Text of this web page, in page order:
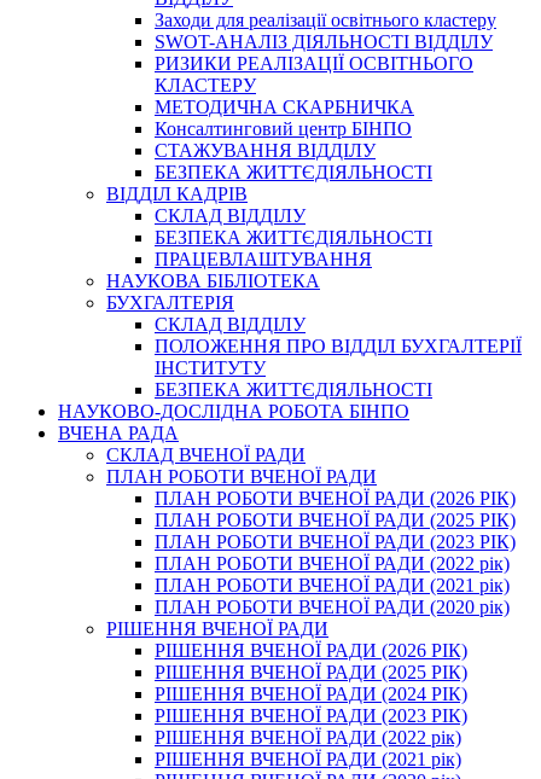
Заходи для реалізації освітнього кластеру
SWOT-АНАЛІЗ ДІЯЛЬНОСТІ ВІДДІЛУ
РИЗИКИ РЕАЛІЗАЦІЇ ОСВІТНЬОГО
КЛАСТЕРУ
МЕТОДИЧНА СКАРБНИЧКА
Консалтинговий центр БІНПО
СТАЖУВАННЯ ВІДДІЛУ
БЕЗПЕКА ЖИТТЄДІЯЛЬНОСТІ
ВІДДІЛ КАДРІВ
СКЛАД ВІДДІЛУ
БЕЗПЕКА ЖИТТЄДІЯЛЬНОСТІ
ПРАЦЕВЛАШТУВАННЯ
НАУКОВА БІБЛІОТЕКА
БУХГАЛТЕРІЯ
СКЛАД ВІДДІЛУ
ПОЛОЖЕННЯ ПРО ВІДДІЛ БУХГАЛТЕРІЇ
ІНСТИТУТУ
БЕЗПЕКА ЖИТТЄДІЯЛЬНОСТІ
НАУКОВО-ДОСЛІДНА РОБОТА БІНПО
ВЧЕНА РАДА
СКЛАД ВЧЕНОЇ РАДИ
ПЛАН РОБОТИ ВЧЕНОЇ РАДИ
ПЛАН РОБОТИ ВЧЕНОЇ РАДИ (2026 РІК)
ПЛАН РОБОТИ ВЧЕНОЇ РАДИ (2025 РІК)
ПЛАН РОБОТИ ВЧЕНОЇ РАДИ (2023 РІК)
ПЛАН РОБОТИ ВЧЕНОЇ РАДИ (2022 рік)
ПЛАН РОБОТИ ВЧЕНОЇ РАДИ (2021 рік)
ПЛАН РОБОТИ ВЧЕНОЇ РАДИ (2020 рік)
РІШЕННЯ ВЧЕНОЇ РАДИ
РІШЕННЯ ВЧЕНОЇ РАДИ (2026 РІК)
РІШЕННЯ ВЧЕНОЇ РАДИ (2025 РІК)
РІШЕННЯ ВЧЕНОЇ РАДИ (2024 РІК)
РІШЕННЯ ВЧЕНОЇ РАДИ (2023 РІК)
РІШЕННЯ ВЧЕНОЇ РАДИ (2022 рік)
РІШЕННЯ ВЧЕНОЇ РАДИ (2021 рік)